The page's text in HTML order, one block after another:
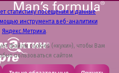
статистику посещения и данные
инструмента веб-аналитики
Яндекс.Метрика.
файлы cookies («куки»), чтобы Вам
пользоваться сайтом